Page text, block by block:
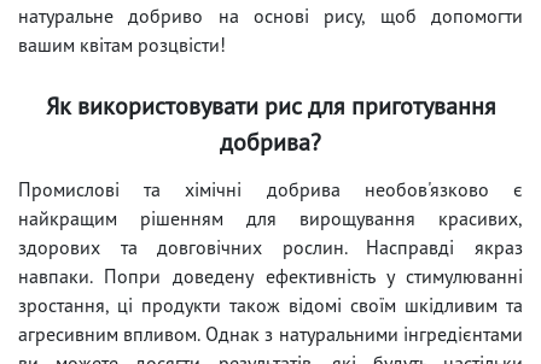
натуральне добриво на основі рису, щоб допомогти
вашим квітам розцвісти!
Як використовувати рис для приготування
добрива?
Промислові та хімічні добрива необов'язково є
найкращим рішенням для вирощування красивих,
здорових та довговічних рослин. Насправді якраз
навпаки. Попри доведену ефективність у стимулюванні
зростання, ці продукти також відомі своїм шкідливим та
агресивним впливом. Однак з натуральними інгредієнтами